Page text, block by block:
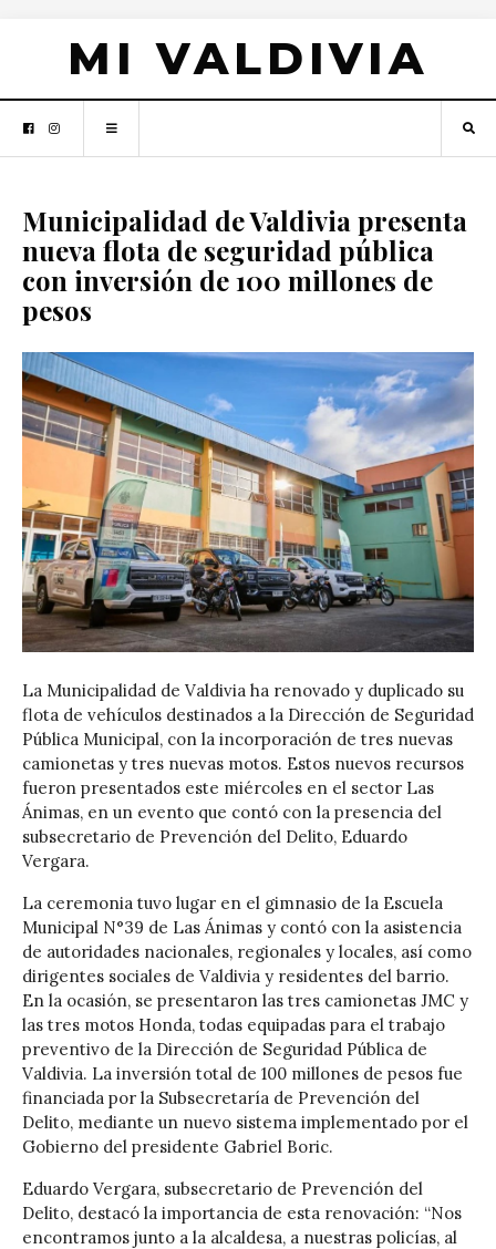
MI VALDIVIA
Municipalidad de Valdivia presenta
nueva flota de seguridad pública
con inversión de 100 millones de
pesos
La Municipalidad de Valdivia ha renovado y duplicado su
flota de vehículos destinados a la Dirección de Seguridad
Pública Municipal, con la incorporación de tres nuevas
camionetas y tres nuevas motos. Estos nuevos recursos
fueron presentados este miércoles en el sector Las
Ánimas, en un evento que contó con la presencia del
subsecretario de Prevención del Delito, Eduardo
Vergara.
La ceremonia tuvo lugar en el gimnasio de la Escuela
Municipal N°39 de Las Ánimas y contó con la asistencia
de autoridades nacionales, regionales y locales, así como
dirigentes sociales de Valdivia y residentes del barrio.
En la ocasión, se presentaron las tres camionetas JMC y
las tres motos Honda, todas equipadas para el trabajo
preventivo de la Dirección de Seguridad Pública de
Valdivia. La inversión total de 100 millones de pesos fue
financiada por la Subsecretaría de Prevención del
Delito, mediante un nuevo sistema implementado por el
Gobierno del presidente Gabriel Boric.
Eduardo Vergara, subsecretario de Prevención del
Delito, destacó la importancia de esta renovación: “Nos
encontramos junto a la alcaldesa, a nuestras policías, al